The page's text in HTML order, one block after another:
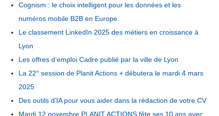
Cognism : le choix intelligent pour les données et les
numéros mobile B2B en Europe.
Le classement LinkedIn 2025 des métiers en croissance à
Lyon
Les offres d’emploi Cadre publié par la ville de Lyon
La 22° session de Planit Actions + débutera le mardi 4 mars
2025
Des outils d’IA pour vous aider dans la rédaction de votre CV
Mardi 12 novembre PLANIT ACTIONS fête ses 10 ans avec